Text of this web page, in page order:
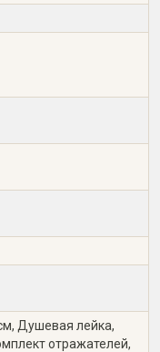
Душевая лейка,
отражателей,